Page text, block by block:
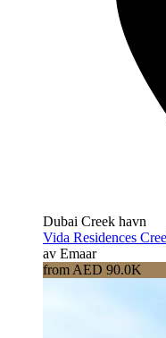
Dubai Creek havn
Vida Residences
av Emaar
from AED 90.0K